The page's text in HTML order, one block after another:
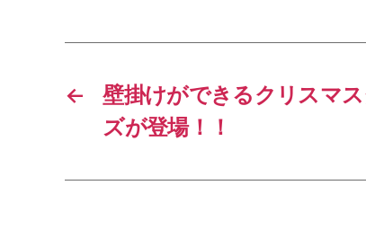
←
壁掛けができるクリスマ
ズが登場！！